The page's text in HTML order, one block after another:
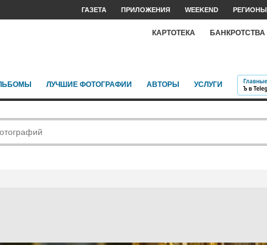
ГАЗЕТА ПРИЛОЖЕНИЯ WEEKEND РЕГИОНЫ
КАРТОТЕКА БАНКРОТСТВА
ЛУЧШИЕ ФОТОГРАФИИ АВТОРЫ УСЛУГИ